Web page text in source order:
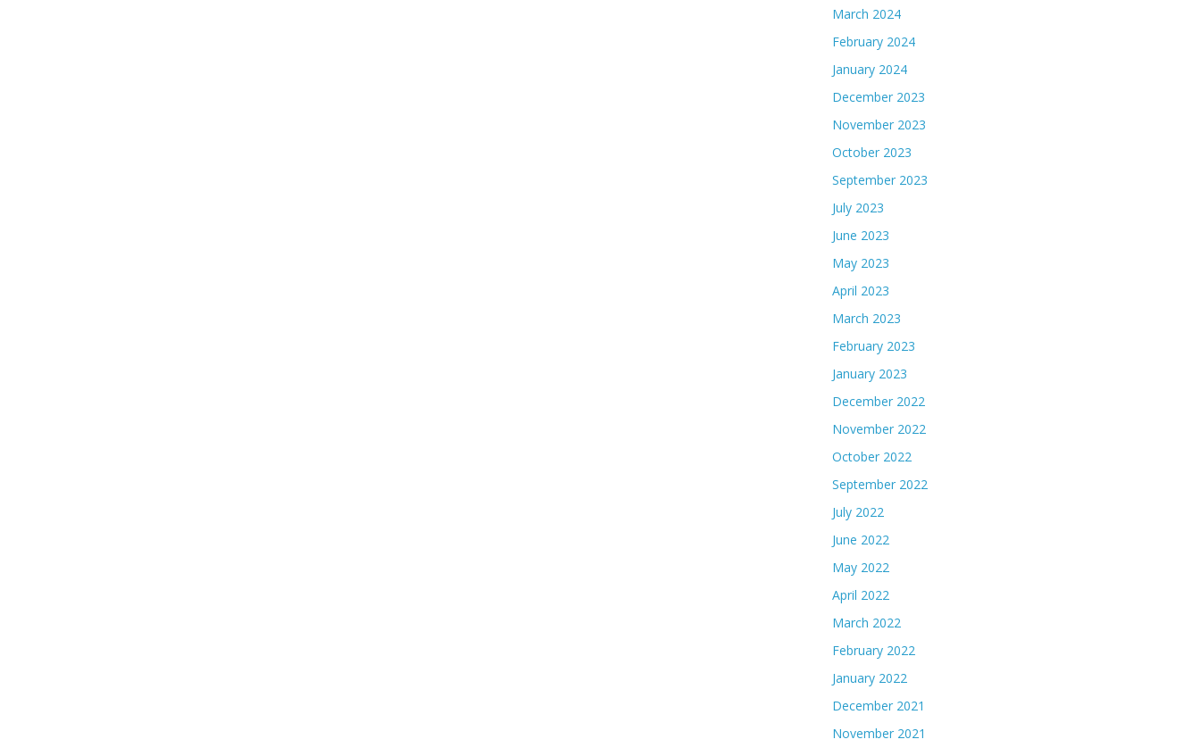
March 2024
February 2024
January 2024
December 2023
November 2023
October 2023
September 2023
July 2023
June 2023
May 2023
April 2023
March 2023
February 2023
January 2023
December 2022
November 2022
October 2022
September 2022
July 2022
June 2022
May 2022
April 2022
March 2022
February 2022
January 2022
December 2021
November 2021